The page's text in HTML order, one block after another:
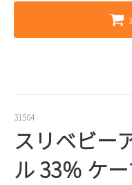
31504
スリベビー
ル 33％ ケ